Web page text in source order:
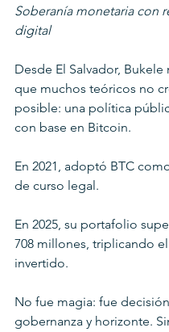
Soberanía monetaria con
digital
Desde El Salvador,
que muchos teóricos no
posible: una política
con base en Bitcoin.
En 2021, adoptó BTC
de curso legal.
En 2025, su portafolio
708 millones, triplicando
invertido.
No fue magia: fue
gobernanza y horizonte.